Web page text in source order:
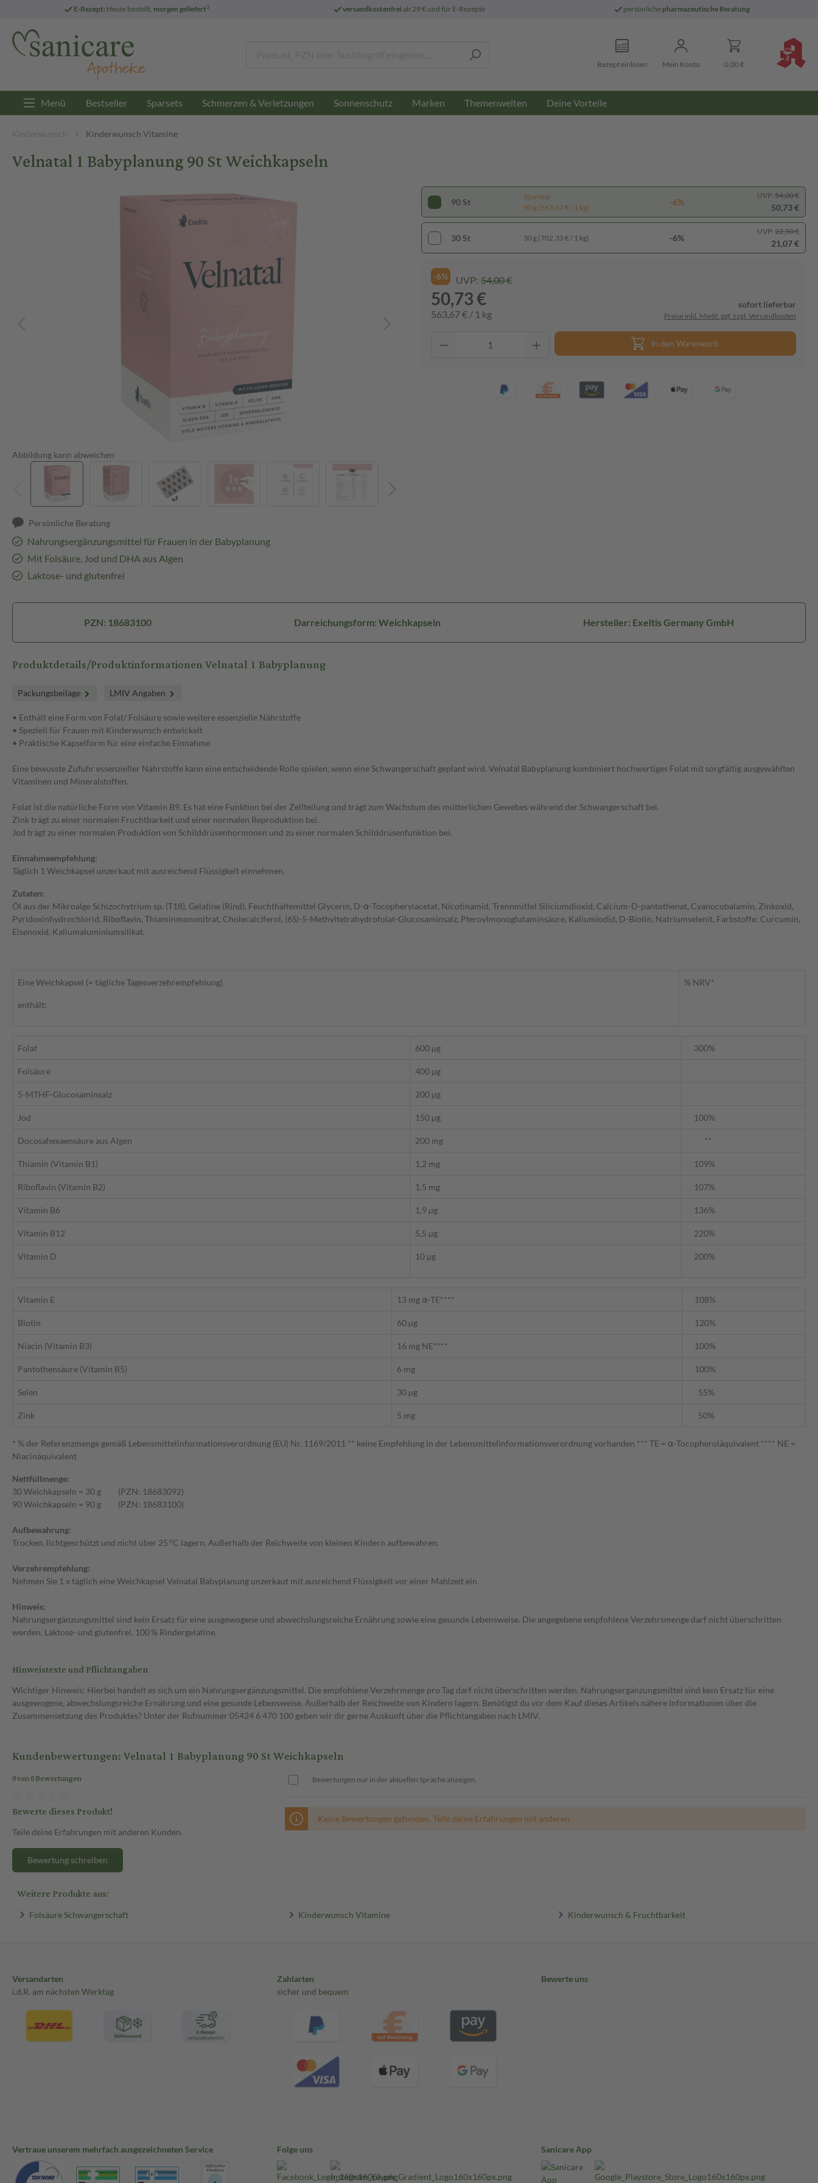
E-Rezept: Heute bestellt, morgen geliefert3 versandkostenfreiab 29 € und für E-Rezepte persönliche pharmazeutische Beratung
Rezept einlösen Mein Konto 0,00 €
Menü Bestseller Sparsets Schmerzen & Verletzungen Sonnenschutz Marken Themenwelten Deine Vorteile
Kinderwunsch Kinderwunsch Vitamine
Velnatal 1 Babyplanung 90 St Weichkapseln
Abbildung kann abweichen
Persönliche Beratung
Nahrungsergänzungsmittel für Frauen in der Babyplanung
Mit Folsäure, Jod und DHA aus Algen
Laktose- und glutenfrei
90 St
Spartipp
90 g (563,67 € / 1 kg)
-6%
UVP: 54,00 €
50,73 €
30 St 30 g (702,33 € / 1 kg) -6%
UVP: 22,50 €
21,07 €
-6% UVP: 54,00 €
50,73 €
563,67 € / 1 kg
sofort lieferbar
Preise inkl. MwSt. ggf. zzgl. Versandkosten
In den Warenkorb
PZN: 18683100 Darreichungsform: Weichkapseln Hersteller: Exeltis Germany GmbH
Produktdetails/Produktinformationen Velnatal 1 Babyplanung
Packungsbeilage LMIV Angaben
• Enthält eine Form von Folat/ Folsäure sowie weitere essenzielle Nährstoffe
• Speziell für Frauen mit Kinderwunsch entwickelt
• Praktische Kapselform für eine einfache Einnahme
Eine bewusste Zufuhr essenzieller Nährstoffe kann eine entscheidende Rolle spielen, wenn eine Schwangerschaft geplant wird. Velnatal Babyplanung kombiniert hochwertiges Folat mit sorgfältig ausgewählten
Vitaminen und Mineralstoffen.
Folat ist die natürliche Form von Vitamin B9. Es hat eine Funktion bei der Zellteilung und trägt zum Wachstum des mütterlichen Gewebes während der Schwangerschaft bei.
Zink trägt zu einer normalen Fruchtbarkeit und einer normalen Reproduktion bei.
Jod trägt zu einer normalen Produktion von Schilddrüsenhormonen und zu einer normalen Schilddrüsenfunktion bei.
Einnahmeempfehlung:
Täglich 1 Weichkapsel unzerkaut mit ausreichend Flüssigkeit einnehmen.
Zutaten:
Öl aus der Mikroalge Schizochytrium sp. (T18), Gelatine (Rind), Feuchthaltemittel Glycerin, D-α-Tocopherylacetat, Nicotinamid, Trennmittel Siliciumdioxid, Calcium-D-pantothenat, Cyanocobalamin, Zinkoxid,
Pyridoxinhydrochlorid, Riboflavin, Thiaminmononitrat, Cholecalciferol, (6S)-5-Methyltetrahydrofolat-Glucosaminsalz, Pteroylmonoglutaminsäure, Kaliumiodid, D-Biotin, Natriumselenit, Farbstoffe: Curcumin,
Eisenoxid, Kaliumaluminiumsilikat.
Eine Weichkapsel (= tägliche Tagesverzehrempfehlung)
enthält:
% NRV*
Folat 600 µg 300%
Folsäure 400 µg
5-MTHF-Glucosaminsalz 200 µg
Jod 150 µg 100%
Docosahexaensäure aus Algen 200 mg **
Thiamin (Vitamin B1) 1,2 mg 109%
Riboflavin (Vitamin B2) 1,5 mg 107%
Vitamin B6 1,9 µg 136%
Vitamin B12 5,5 µg 220%
Vitamin D 10 µg 200%
Vitamin E 13 mg α-TE**** 108%
Biotin 60 µg 120%
Niacin (Vitamin B3) 16 mg NE**** 100%
Pantothensäure (Vitamin B5) 6 mg 100%
Selen 30 µg 55%
Zink 5 mg 50%
* % der Referenzmenge gemäß Lebensmittelinformationsverordnung (EU) Nr. 1169/2011 ** keine Empfehlung in der Lebensmittelinformationsverordnung vorhanden *** TE = α-Tocopheroläquivalent **** NE =
Niacinäquivalent
Nettfüllmenge:
30 Weichkapseln = 30 g (PZN: 18683092)
90 Weichkapseln = 90 g (PZN: 18683100)
Aufbewahrung:
Trocken, lichtgeschützt und nicht über 25 °C lagern. Außerhalb der Reichweite von kleinen Kindern aufbewahren.
Verzehrempfehlung:
Nehmen Sie 1 x täglich eine Weichkapsel Velnatal Babyplanung unzerkaut mit ausreichend Flüssigkeit vor einer Mahlzeit ein
Hinweis:
Nahrungsergänzungsmittel sind kein Ersatz für eine ausgewogene und abwechslungsreiche Ernährung sowie eine gesunde Lebensweise. Die angegebene empfohlene Verzehrsmenge darf nicht überschritten
werden. Laktose- und glutenfrei. 100 % Rindergelatine.
Hinweistexte und Pflichtangaben
Wichtiger Hinweis: Hierbei handelt es sich um ein Nahrungsergänzungsmittel. Die empfohlene Verzehrmenge pro Tag darf nicht überschritten werden. Nahrungsergänzungsmittel sind kein Ersatz für eine
ausgewogene, abwechslungsreiche Ernährung und eine gesunde Lebensweise. Außerhalb der Reichweite von Kindern lagern. Benötigst du vor dem Kauf dieses Artikels nähere Informationen über die
Zusammensetzung des Produktes? Unter der Rufnummer 05424 6 470 100 geben wir dir gerne Auskunft über die Pflichtangaben nach LMIV.
Kundenbewertungen: Velnatal 1 Babyplanung 90 St Weichkapseln
0 von 0 Bewertungen
Bewerte dieses Produkt!
Teile deine Erfahrungen mit anderen Kunden.
Bewertung schreiben
Bewertungen nur in der aktuellen Sprache anzeigen.
Keine Bewertungen gefunden. Teile deine Erfahrungen mit anderen.
Weitere Produkte aus:
Folsäure Schwangerschaft Kinderwunsch Vitamine Kinderwunsch & Fruchtbarkeit
Versandarten
i.d.R. am nächsten Werktag
Zahlarten
sicher und bequem
Bewerte uns
Vertraue unserem mehrfach ausgezeichneten Service Folge uns Sanicare App